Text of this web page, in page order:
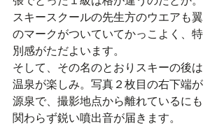
スキースクールの先生方のウエアも翼
のマークがついていてかっこよく、特
別感がただよいます。
そして、その名のとおりスキーの後は
温泉が楽しみ。写真２枚目の右下端が
源泉で、撮影地点から離れているにも
関わらず鋭い噴出音が届きます。